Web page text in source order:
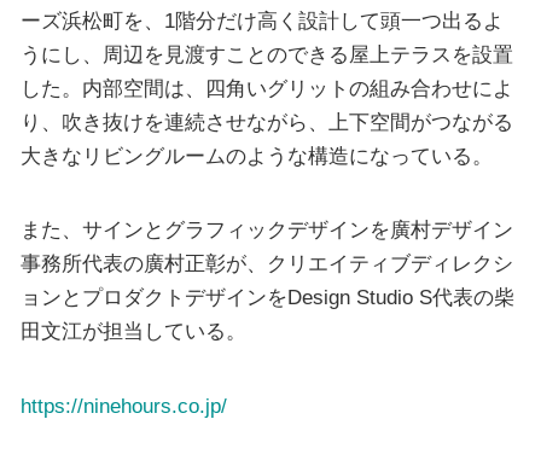
ーズ浜松町を、1階分だけ高く設計して頭一つ出るよ
うにし、周辺を見渡すことのできる屋上テラスを設置
した。内部空間は、四角いグリットの組み合わせによ
り、吹き抜けを連続させながら、上下空間がつながる
大きなリビングルームのような構造になっている。
また、サインとグラフィックデザインを廣村デザイン
事務所代表の廣村正彰が、クリエイティブディレクシ
ョンとプロダクトデザインをDesign Studio S代表の柴
田文江が担当している。
https://ninehours.co.jp/